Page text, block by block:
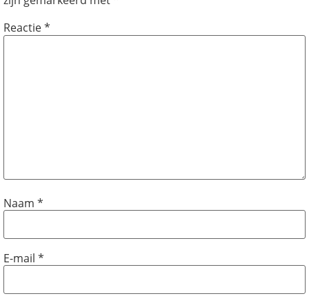
Reactie*
Naam *
E-mail *